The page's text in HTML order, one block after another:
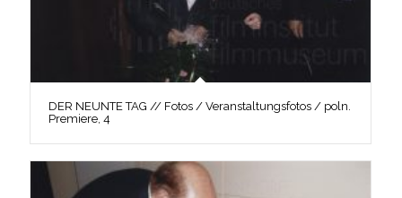
DER NEUNTE TAG // Fotos / Veranstaltungsfotos / poln.
Premiere, 4